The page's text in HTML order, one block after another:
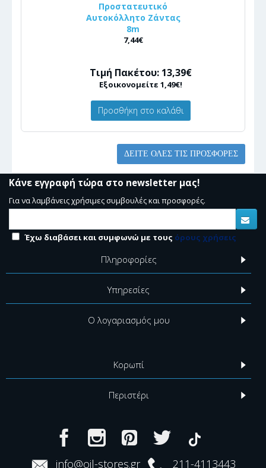
Προστατευτικό
Αυτοκόλλητο Ζάντας
8m
7,44€
Τιμή Πακέτου: 13,39€
Εξοικονομείτε 1,49€!
Προσθήκη στο καλάθι
ΔΕΊΤΕ ΌΛΕΣ ΤΙΣ ΠΡΟΣΦΟΡΈΣ
Κάνε εγγραφή τώρα στο newsletter μας!
Για να λαμβάνεις χρήσιμες συμβουλές και προσφορές.
Έχω διαβάσει και συμφωνώ με τους όρους χρήσεις
Πληροφορίες
Υπηρεσίες
Ο λογαριασμός μου
Κορωπί
Περιστέρι
info@oil-stores.gr 211-4113443